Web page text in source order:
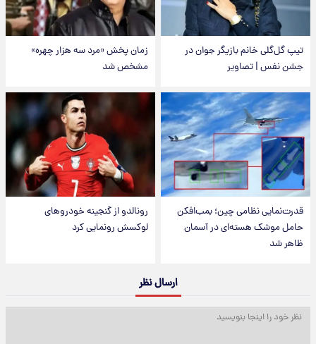
تیپ گل‌گلی خانم بازیگر جوان در
جشن نفس | تصاویر
زمان پخش «مرد سه هزار چهره»
مشخص شد
قدرت‌نمایی نظامی چین؛ بمب‌افکن
حامل موشک هسته‌ای در آسمان
ظاهر شد
رونالدو از گنجینه خودروهای
لوکسش رونمایی کرد
ارسال نظر